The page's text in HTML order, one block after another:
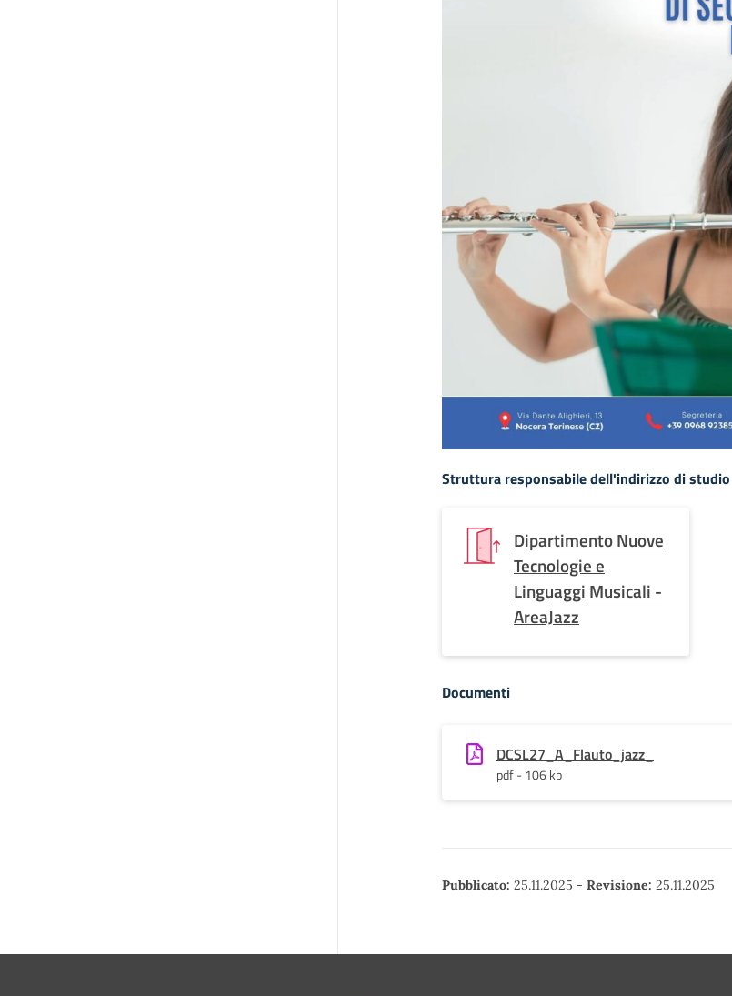
Struttura responsabile dell'indirizzo di studio
Dipartimento Nuove
Tecnologie e
Linguaggi Musicali -
AreaJazz
Documenti
DCSL27_A_Flauto_jazz_
pdf - 106 kb
Pubblicato: 25.11.2025 - Revisione: 25.11.2025